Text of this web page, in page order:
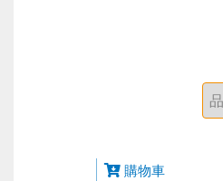
購物車